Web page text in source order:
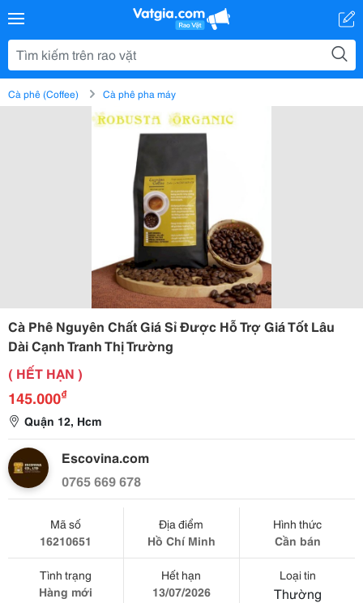
Cà phê (Coffee) Cà phê pha máy
Cà Phê Nguyên Chất Giá Sỉ Được Hỗ Trợ Giá Tốt Lâu
Dài Cạnh Tranh Thị Trường
( HẾT HẠN )
145.000₫
Quận 12, Hcm
Escovina.com
0765 669 678
Mã số
16210651
Địa điểm
Hồ Chí Minh
Hình thức
Cần bán
Tình trạng
Hàng mới
Hết hạn
13/07/2026
Loại tin
Thường